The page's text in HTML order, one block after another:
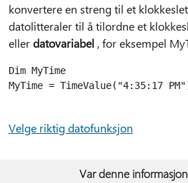
konvertere en streng til et
datolitteraler til å tilordne et
ellerdatovariabel , for eksempel
Dim MyTime
MyTime = TimeValue("4:35:17
Velge riktig datofunksjon
Var denne